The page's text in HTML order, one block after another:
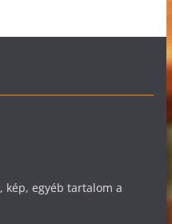
kép, egyéb tartalom a